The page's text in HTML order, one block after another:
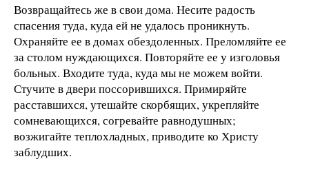
Возвращайтесь же в свои дома. Несите радость
спасения туда, куда ей не удалось проникнуть.
Охраняйте ее в домах обездоленных. Преломляйте ее
за столом нуждающихся. Повторяйте ее у изголовья
больных. Входите туда, куда мы не можем войти.
Стучите в двери поссорившихся. Примиряйте
расставшихся, утешайте скорбящих, укрепляйте
сомневающихся, согревайте равнодушных;
возжигайте теплохладных, приводите ко Христу
заблудших.